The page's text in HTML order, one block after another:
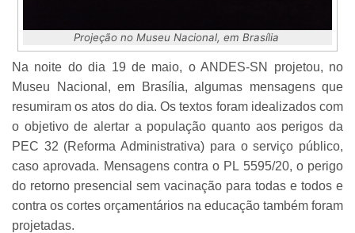
Projeção no Museu Nacional, em Brasília
Na noite do dia 19 de maio, o ANDES-SN projetou, no
Museu Nacional, em Brasília, algumas mensagens que
resumiram os atos do dia. Os textos foram idealizados com
o objetivo de alertar a população quanto aos perigos da
PEC 32 (Reforma Administrativa) para o serviço público,
caso aprovada. Mensagens contra o PL 5595/20, o perigo
do retorno presencial sem vacinação para todas e todos e
contra os cortes orçamentários na educação também foram
projetadas.